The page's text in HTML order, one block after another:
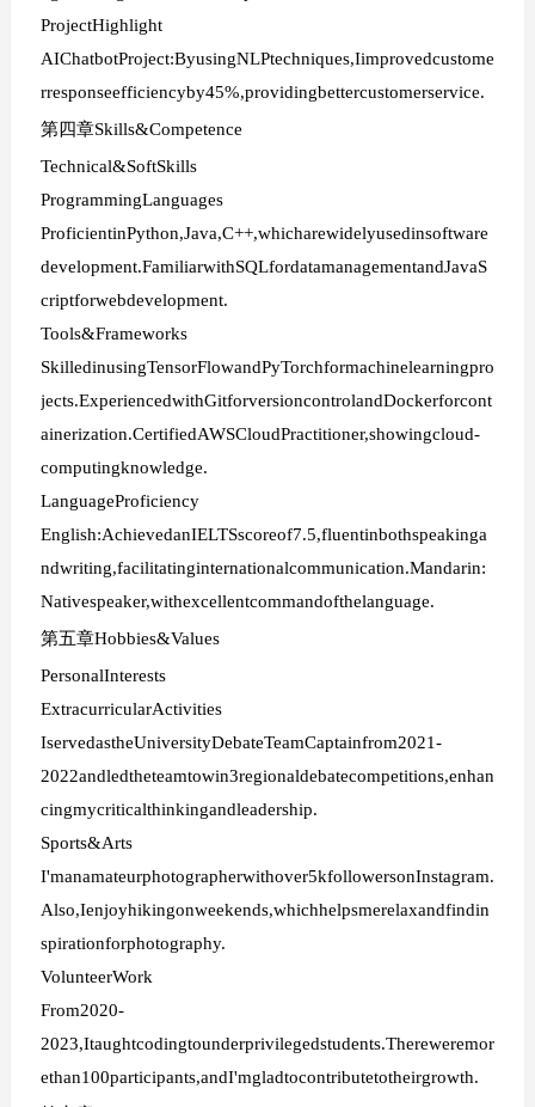
ProjectHighlight
AIChatbotProject:ByusingNLPtechniques,Iimprovedcustome
rresponseefficiencyby45%,providingbettercustomerservice.
第四章Skills&Competence
Technical&SoftSkills
ProgrammingLanguages
ProficientinPython,Java,C++,whicharewidelyusedinsoftware
development.FamiliarwithSQLfordatamanagementandJavaS
criptforwebdevelopment.
Tools&Frameworks
SkilledinusingTensorFlowandPyTorchformachinelearningpro
jects.ExperiencedwithGitforversioncontrolandDockerforcont
ainerization.CertifiedAWSCloudPractitioner,showingcloud-
computingknowledge.
LanguageProficiency
English:AchievedanIELTSscoreof7.5,fluentinbothspeakinga
ndwriting,facilitatinginternationalcommunication.Mandarin:
Nativespeaker,withexcellentcommandofthelanguage.
第五章Hobbies&Values
PersonalInterests
ExtracurricularActivities
IservedastheUniversityDebateTeamCaptainfrom2021-
2022andledtheteamtowin3regionaldebatecompetitions,enhan
cingmycriticalthinkingandleadership.
Sports&Arts
I'manamateurphotographerwithover5kfollowersonInstagram.
Also,Ienjoyhikingonweekends,whichhelpsmerelaxandfindin
spirationforphotography.
VolunteerWork
From2020-
2023,Itaughtcodingtounderprivilegedstudents.Thereweremor
ethan100participants,andI'mgladtocontributetotheirgrowth.